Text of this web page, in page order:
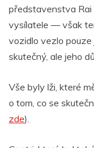
představenstva
vysílatele — však
vozidlo vezlo
skutečný, ale jeho
Vše byly lži, které
o tom, co se
zde).